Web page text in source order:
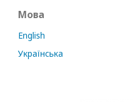
Мова
English
Українська